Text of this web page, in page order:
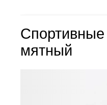
мятный